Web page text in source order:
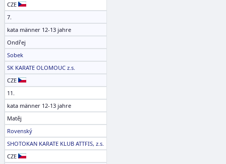
CZE
7.
kata männer 12-13 jahre
Ondřej
Sobek
SK KARATE OLOMOUC z.s.
CZE
11.
kata männer 12-13 jahre
Matěj
Rovenský
SHOTOKAN KARATE KLUB ATTFIS, z.s.
CZE